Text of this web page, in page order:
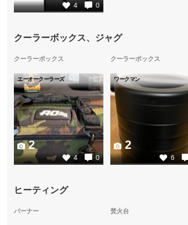
4 0
クーラーボックス、ジャグ
クーラーボックス
エーオークーラーズ
4 0
2
クーラーボックス
ワークマン
6
2
ヒーティング
バーナー 焚火台